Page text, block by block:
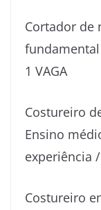
Cortador de
1 VAGA
Costureiro
Ensino
experiência /
Costureiro